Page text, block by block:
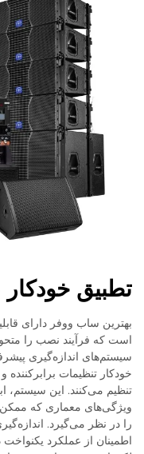
تطبیق خودکار
بهترین ساب ووفر دارای
است که فرآیند نصب را
سیستم‌های اندازه‌گیری
خودکار تنظیمات
تنظیم می‌کنند. این سیستم،
ویژگی‌های معماری که ممکن
را در نظر می‌گیرد.
اطمینان از عملکرد